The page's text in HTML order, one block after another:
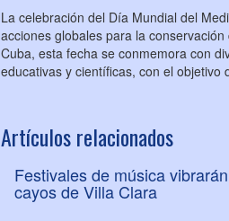
La celebración del Día Mundial del
acciones globales para la
Cuba, esta fecha se conmemora con
educativas y científicas, con el
Artículos relacionados
Festivales de música
cayos de Villa Clara